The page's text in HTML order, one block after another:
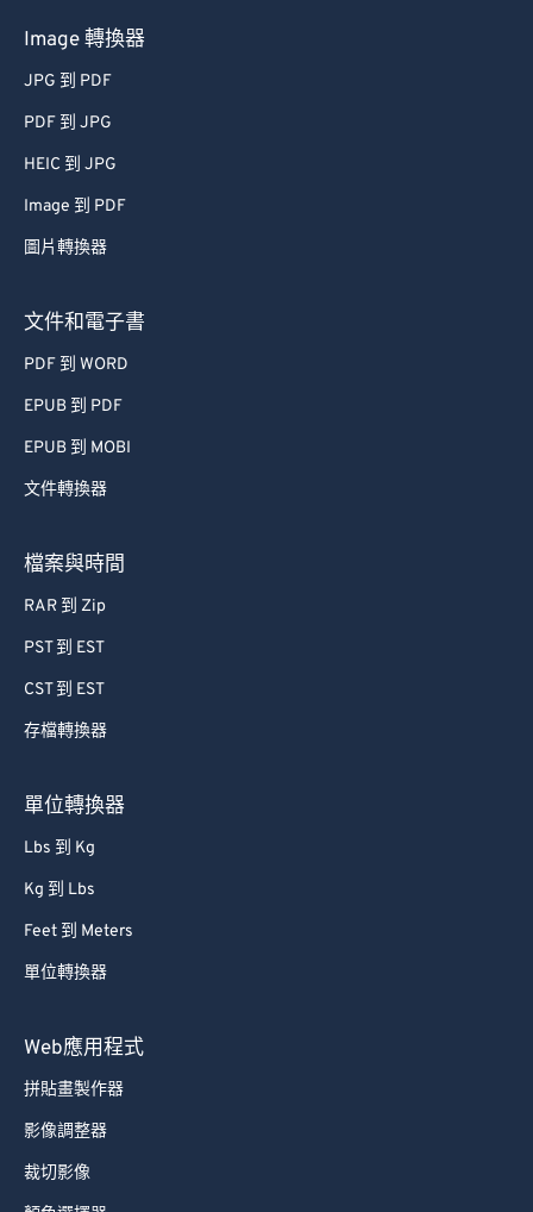
Image 轉換器
JPG 到 PDF
PDF 到 JPG
HEIC 到 JPG
Image 到 PDF
圖片轉換器
文件和電子書
PDF 到 WORD
EPUB 到 PDF
EPUB 到 MOBI
文件轉換器
檔案與時間
RAR 到 Zip
PST 到 EST
CST 到 EST
存檔轉換器
單位轉換器
Lbs 到 Kg
Kg 到 Lbs
Feet 到 Meters
單位轉換器
Web應用程式
拼貼畫製作器
影像調整器
裁切影像